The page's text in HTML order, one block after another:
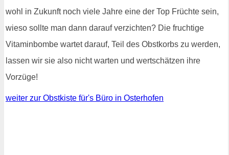
wohl in Zukunft noch viele Jahre eine der Top Früchte sein,
wieso sollte man dann darauf verzichten? Die fruchtige
Vitaminbombe wartet darauf, Teil des Obstkorbs zu werden,
lassen wir sie also nicht warten und wertschätzen ihre
Vorzüge!
weiter zur Obstkiste für's Büro in Osterhofen